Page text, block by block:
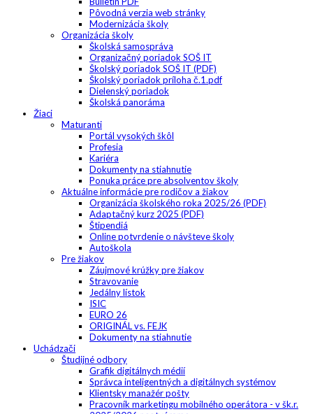
Pôvodná verzia web stránky
Modernizácia školy
Organizácia školy
Školská samospráva
Organizačný poriadok SOŠ IT
Školský poriadok SOŠ IT (PDF)
Školský poriadok príloha č.1.pdf
Dielenský poriadok
Školská panoráma
Žiaci
Maturanti
Portál vysokých škôl
Profesia
Kariéra
Dokumenty na stiahnutie
Ponuka práce pre absolventov školy
Aktuálne informácie pre rodičov a žiakov
Organizácia školského roka 2025/26 (PDF)
Adaptačný kurz 2025 (PDF)
Štipendiá
Online potvrdenie o návšteve školy
Autoškola
Pre žiakov
Záujmové krúžky pre žiakov
Stravovanie
Jedálny lístok
ISIC
EURO 26
ORIGINÁL vs. FEJK
Dokumenty na stiahnutie
Uchádzači
Študijné odbory
Grafik digitálnych médií
Správca inteligentných a digitálnych systémov
Klientsky manažér pošty
Pracovník marketingu mobilného operátora - v šk.r.